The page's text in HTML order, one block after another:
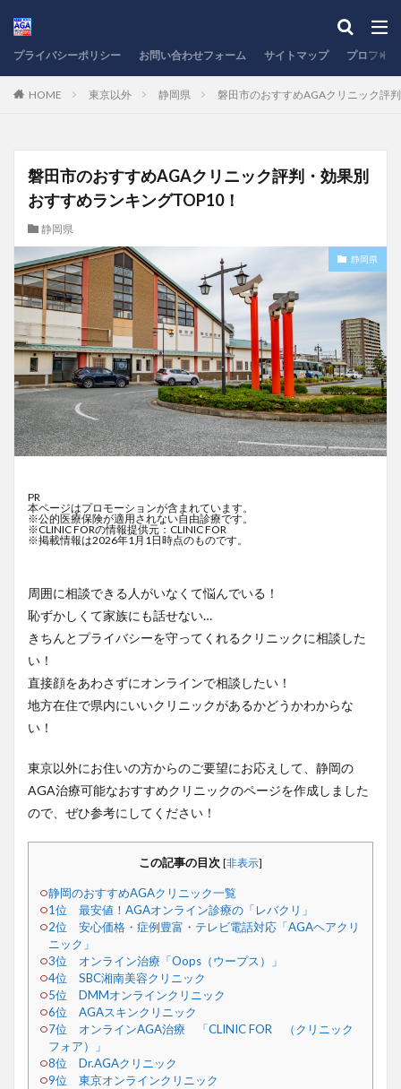
プライバシーポリシー お問い合わせフォーム サイトマップ プロフィ
HOME 東京以外 静岡県 磐田市のおすすめAGAクリニック評
磐田市のおすすめAGAクリニック評判・効果別
おすすめランキングTOP10！
静岡県
静岡県
PR
本ページはプロモーションが含まれています。
※公的医療保険が適用されない自由診療です。
※CLINIC FORの情報提供元：CLINIC FOR
※掲載情報は2026年1月1日時点のものです。
周囲に相談できる人がいなくて悩んでいる！
恥ずかしくて家族にも話せない…
きちんとプライバシーを守ってくれるクリニックに相談した
い！
直接顔をあわさずにオンラインで相談したい！
地方在住で県内にいいクリニックがあるかどうかわからな
い！
東京以外にお住いの方からのご要望にお応えして、静岡の
AGA治療可能なおすすめクリニックのページを作成しました
ので、ぜひ参考にしてください！
この記事の目次 [非表示]
静岡のおすすめAGAクリニック一覧
1位 最安値！AGAオンライン診療の「レバクリ」
2位 安心価格・症例豊富・テレビ電話対応「AGAヘアクリ
ニック」
3位 オンライン治療「Oops（ウープス）」
4位 SBC湘南美容クリニック
5位 DMMオンラインクリニック
6位 AGAスキンクリニック
7位 オンラインAGA治療 「CLINIC FOR （クリニック
フォア）」
8位 Dr.AGAクリニック
9位 東京オンラインクリニック